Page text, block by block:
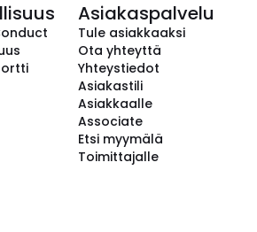
Asiakaspalvelu
Tule asiakkaaksi
Ota yhteyttä
Yhteystiedot
Asiakastili
Asiakkaalle
Associate
Etsi myymälä
Toimittajalle